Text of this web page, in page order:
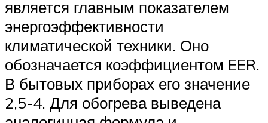
является главным показателем
энергоэффективности
климатической техники. Оно
обозначается коэффициентом EER.
В бытовых приборах его значение
2,5-4. Для обогрева выведена